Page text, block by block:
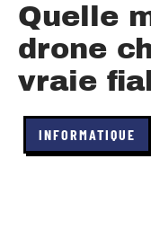
Quelle
drone
vraie
INFORMATIQUE